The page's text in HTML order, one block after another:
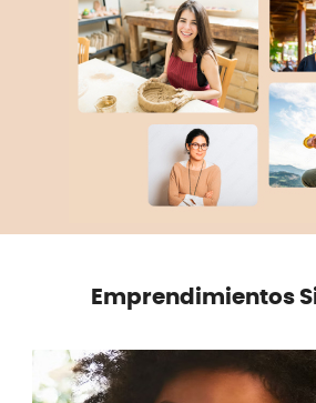
Emprendimientos